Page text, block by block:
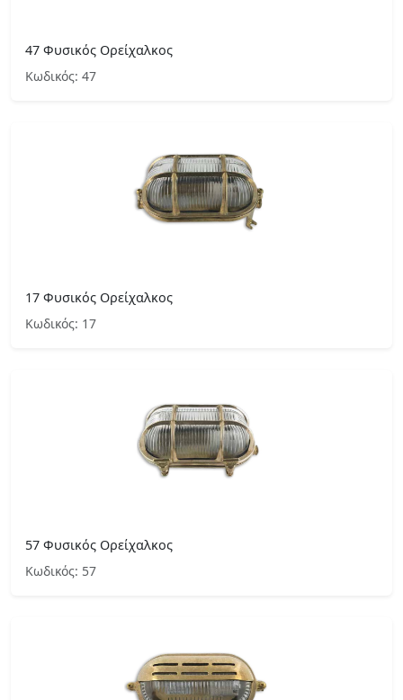
47 Φυσικός Ορείχαλκος
Κωδικός: 47
17 Φυσικός Ορείχαλκος
Κωδικός: 17
57 Φυσικός Ορείχαλκος
Κωδικός: 57